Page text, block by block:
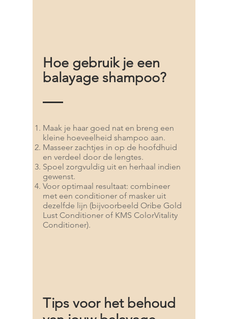
Hoe gebruik je een
balayage shampoo?
Maak je haar goed nat en breng een
kleine hoeveelheid shampoo aan.
Masseer zachtjes in op de hoofdhuid
en verdeel door de lengtes.
Spoel zorgvuldig uit en herhaal indien
gewenst.
Voor optimaal resultaat: combineer
met een conditioner of masker uit
dezelfde lijn (bijvoorbeeld Oribe Gold
Lust Conditioner of KMS ColorVitality
Conditioner).
Tips voor het behoud